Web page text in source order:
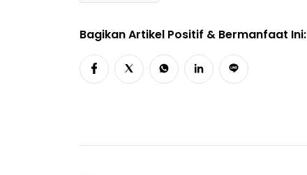
Bagikan Artikel Positif & Bermanfaat Ini: